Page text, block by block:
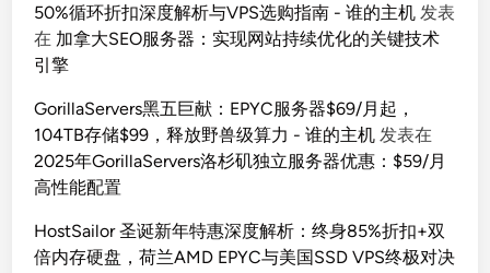
50%循环折扣深度解析与VPS选购指南 - 谁的主机 发表
在 加拿大SEO服务器：实现网站持续优化的关键技术
引擎
GorillaServers黑五巨献：EPYC服务器$69/月起，
104TB存储$99，释放野兽级算力 - 谁的主机 发表在
2025年GorillaServers洛杉矶独立服务器优惠：$59/月
高性能配置
HostSailor 圣诞新年特惠深度解析：终身85%折扣+双
倍内存硬盘，荷兰AMD EPYC与美国SSD VPS终极对决